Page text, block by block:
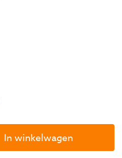
In winkelwagen